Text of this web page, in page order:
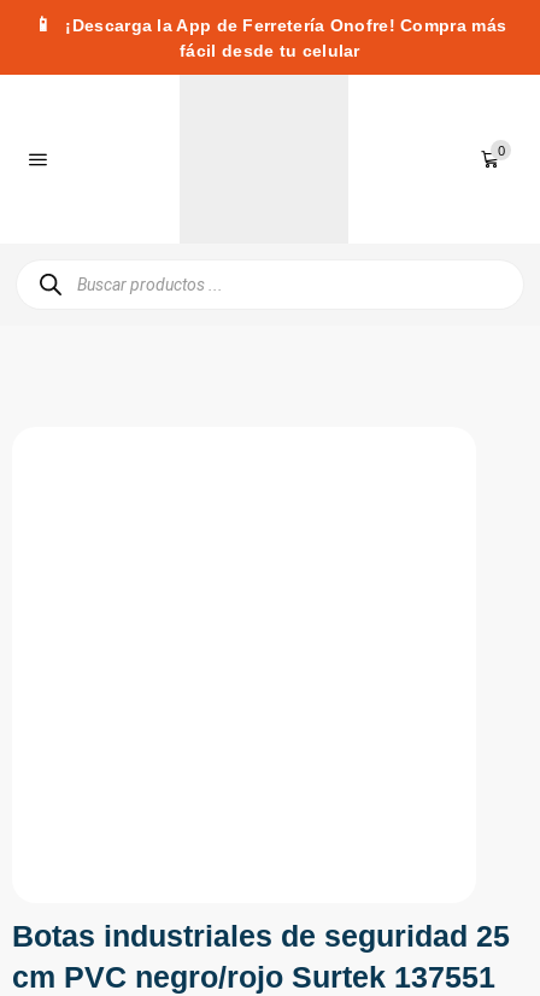
📱
¡Descarga la App de Ferretería Onofre! Compra más
fácil desde tu celular
0
Botas industriales de seguridad 25
cm PVC negro/rojo Surtek 137551